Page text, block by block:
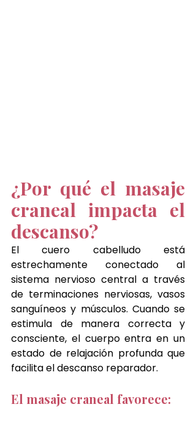
¿Por qué el masaje
craneal impacta el
descanso?
El cuero cabelludo está
estrechamente conectado al
sistema nervioso central a través
de terminaciones nerviosas, vasos
sanguíneos y músculos. Cuando se
estimula de manera correcta y
consciente, el cuerpo entra en un
estado de relajación profunda que
facilita el descanso reparador.
El masaje craneal favorece: